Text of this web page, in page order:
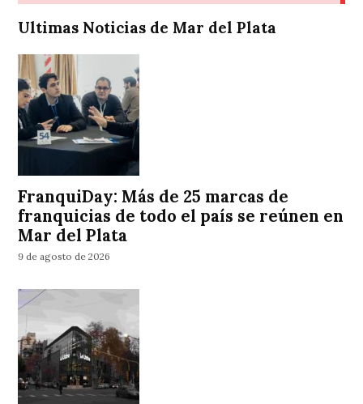
Ultimas Noticias de Mar del Plata
FranquiDay: Más de 25 marcas de
franquicias de todo el país se reúnen en
Mar del Plata
9 de agosto de 2026